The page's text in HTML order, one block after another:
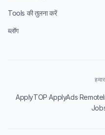
Tools की तुलना करें
ब्लॉग
ApplyTOP·ApplyAds·